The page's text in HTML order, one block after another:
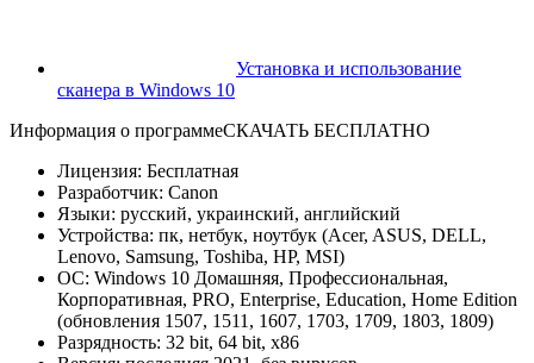
Установка и использование
сканера в Windows 10
Информация о программеСКАЧАТЬ БЕСПЛАТНО
Лицензия: Бесплатная
Разработчик: Canon
Языки: русский, украинский, английский
Устройства: пк, нетбук, ноутбук (Acer, ASUS, DELL,
Lenovo, Samsung, Toshiba, HP, MSI)
ОС: Windows 10 Домашняя, Профессиональная,
Корпоративная, PRO, Enterprise, Education, Home Edition
(обновления 1507, 1511, 1607, 1703, 1709, 1803, 1809)
Разрядность: 32 bit, 64 bit, x86